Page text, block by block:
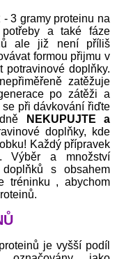
3 gramy proteinu na
a také fáze
ale již není příliš
formou přijmu v
potravinové doplňky.
zatěžuje
po zátěži a
při dávkování řiďte
NEKUPUJTE a
doplňky, kde
Každý přípravek
Výběr a množství
s obsahem
tréninku , abychom
je vyšší podíl